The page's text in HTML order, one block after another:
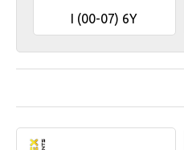
I (00-07) 6Y